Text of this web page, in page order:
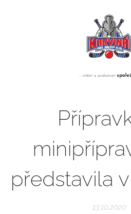
... vítězit a prohrávat
představila
13.10.2020